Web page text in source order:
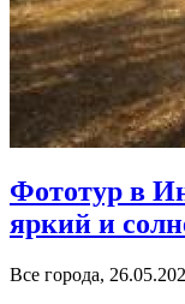
Фототур в
яркий и
Все города,